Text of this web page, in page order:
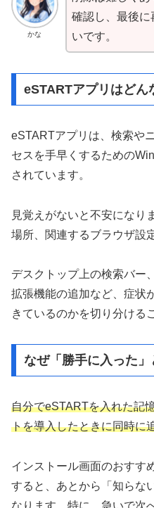
かな
確認し、最後に
いです。
eSTARTアプリはどん
eSTARTアプリは、検索や
セスを手早くするための
されています。
見覚えがないと不安になり
場所、関連するブラウザ設
デスクトップ上の検索バー
拡張機能の追加など、症状
きているのかを切り分ける
なぜ「勝手に入った
自分でeSTARTを入れた記
トを導入したときに同時に
インストール画面のおすす
すると、あとから「知らな
なります、特に、急いで次